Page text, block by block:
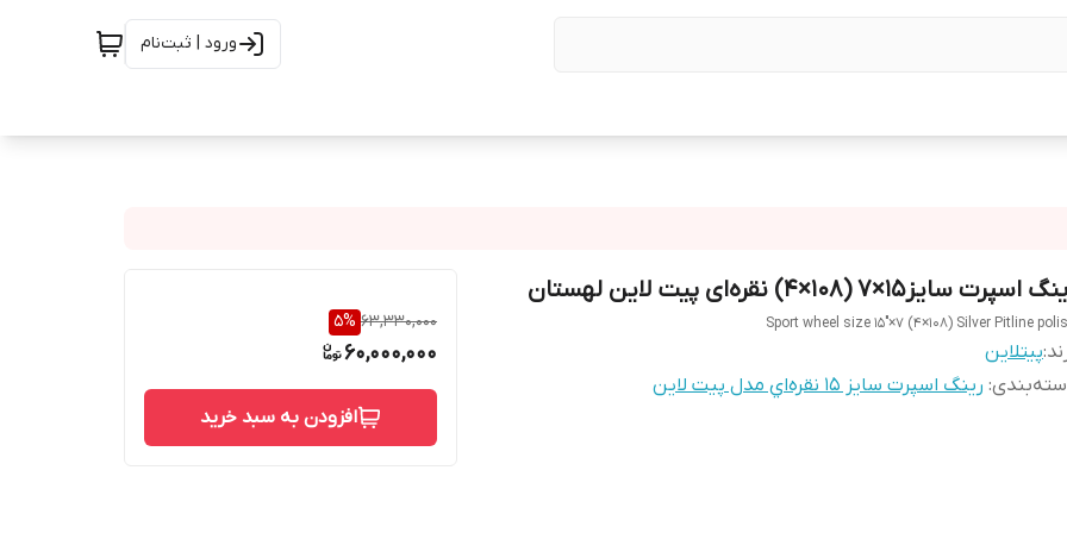
ورود | ثبت‌نام
اسپرت سایز۱۵×۷ (۱۰۸×۴) نقره‌ای پیت لاین لهستان
Sport wheel size 15"×7 (4×108) Silver Pitline
پیتلاین
: رینگ اسپرت سایز ۱۵ نقره‌اي مدل پیت لاین
63,330,000
5%
60,000,000
افزودن به سبد خرید